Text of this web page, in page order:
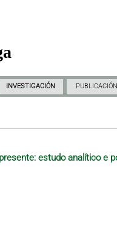
INVESTIGACIÓN
estudo analítico e